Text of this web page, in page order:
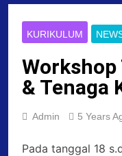
KURIKULUM
& Tenaga
Admin 5 Years
Pada tanggal 18